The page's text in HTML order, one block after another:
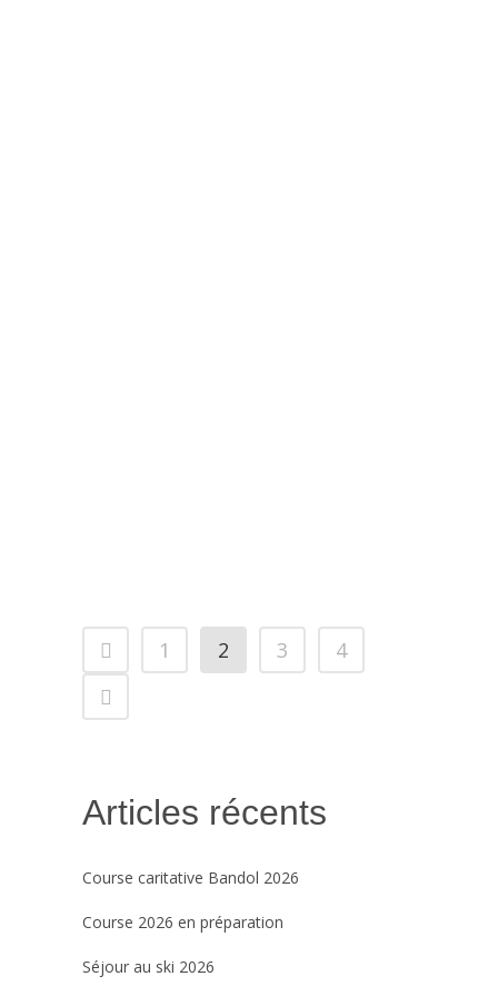
1 2 3 4
Articles récents
Course caritative Bandol 2026
Course 2026 en préparation
Séjour au ski 2026